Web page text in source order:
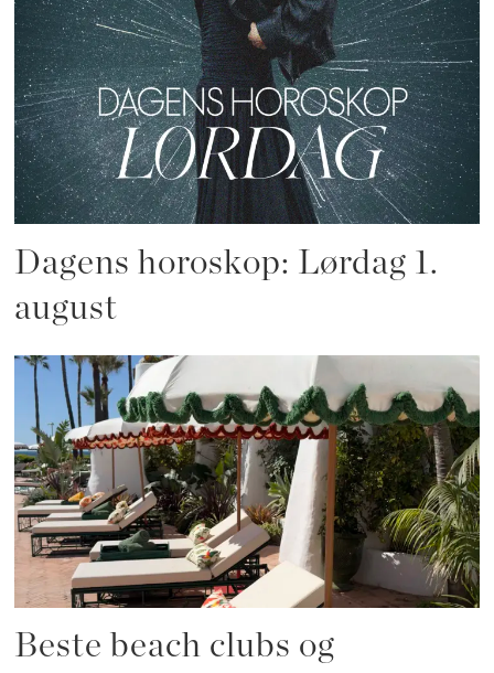
Dagens horoskop: Lørdag 1.
august
Beste beach clubs og